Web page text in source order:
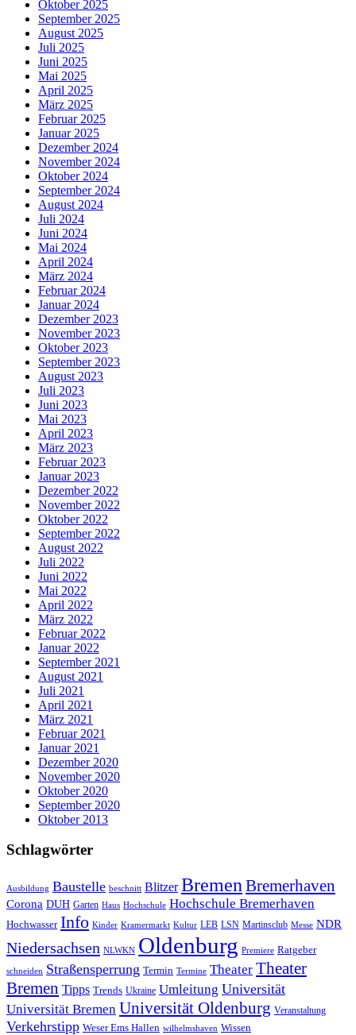
Oktober 2025
September 2025
August 2025
Juli 2025
Juni 2025
Mai 2025
April 2025
März 2025
Februar 2025
Januar 2025
Dezember 2024
November 2024
Oktober 2024
September 2024
August 2024
Juli 2024
Juni 2024
Mai 2024
April 2024
März 2024
Februar 2024
Januar 2024
Dezember 2023
November 2023
Oktober 2023
September 2023
August 2023
Juli 2023
Juni 2023
Mai 2023
April 2023
März 2023
Februar 2023
Januar 2023
Dezember 2022
November 2022
Oktober 2022
September 2022
August 2022
Juli 2022
Juni 2022
Mai 2022
April 2022
März 2022
Februar 2022
Januar 2022
September 2021
August 2021
Juli 2021
April 2021
März 2021
Februar 2021
Januar 2021
Dezember 2020
November 2020
Oktober 2020
September 2020
Oktober 2013
Schlagwörter
Ausbildung Baustelle beschnitt Blitzer Bremen Bremerhaven
Corona DUH Garten Haus Hochschule Hochschule Bremerhaven
Hochwasser Info Kinder Kramermarkt Kultur LEB LSN Martinsclub Messe NDR
Niedersachsen NLWKN Oldenburg Premiere Ratgeber
schneiden Straßensperrung Termin Termine Theater Theater
Bremen Tipps Trends Ukraine Umleitung Universität
Universität Bremen Universität Oldenburg Veranstaltung
Verkehrstipp Weser Ems Hallen wilhelmshaven Wissen